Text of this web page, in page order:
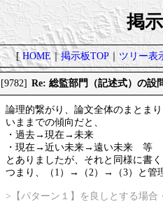
掲
[HOME｜掲示板TOP｜ツリー表
[9782] Re: 総監部門（記述式）の設
論理的繋がり、論文全体のまとま
いままでの傾向だと、
・過去→現在→未来
・現在→近い未来→遠い未来 等
とありましたが、それと同様に書く
つまり、（1）→（2）→（3）と管
>【パターン１】を良しとする場